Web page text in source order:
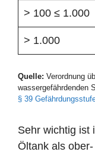
> 100 ≤ 1.000
> 1.000
Quelle: Verordnung
wassergefährdenden
§ 39
Sehr wichtig ist
Öltank als